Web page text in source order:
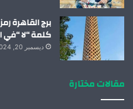
برج القاهرة
كلمة “لا “في
ديسمبر 20, 2024
مقالات مختارة